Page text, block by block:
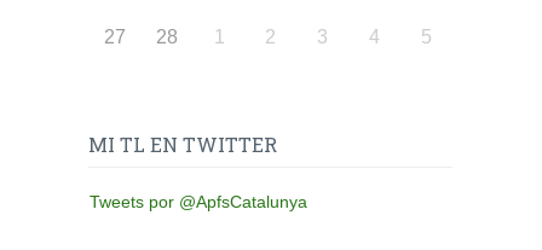
27 28 1 2 3 4 5
MI TL EN TWITTER
Tweets por @ApfsCatalunya